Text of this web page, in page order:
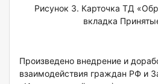
Рисунок 3. Карточка ТД
вкладка
Произведено внедрение и
взаимодействия граждан РФ и